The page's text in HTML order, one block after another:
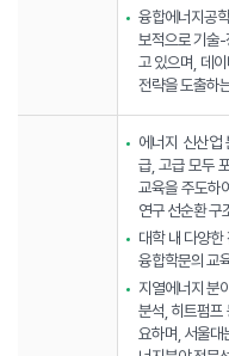
융합에너지공
보적으로 기술
고 있으며, 데
전략을 도출하
에너지 신산업
급, 고급 모두
교육을 주도하
연구 선순환 구
대학 내 다양한
융합학문의 교
지열에너지 분
분석, 히트펌프
요하며, 서울대